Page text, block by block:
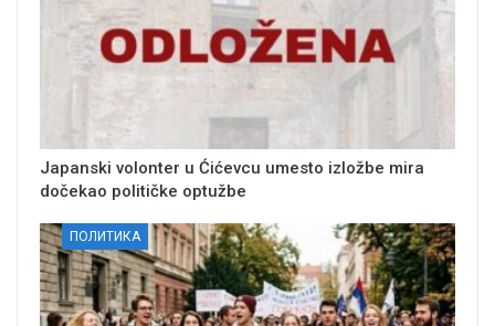
Japanski volonter u Ćićevcu umesto izložbe mira
dočekao političke optužbe
ПОЛИТИКА